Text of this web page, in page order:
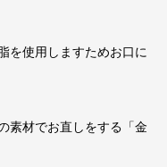
を使用しますためお口に
素材でお直しをする「金